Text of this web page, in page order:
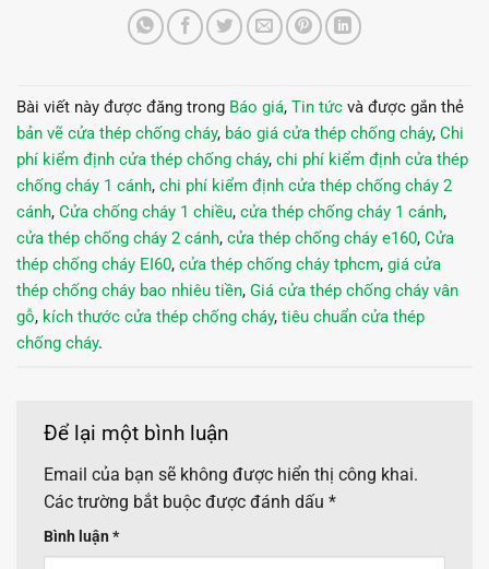
Bài viết này được đăng trong Báo giá, Tin tức và được gắn thẻ
bản vẽ cửa thép chống cháy, báo giá cửa thép chống cháy, Chi
phí kiểm định cửa thép chống cháy, chi phí kiểm định cửa thép
chống cháy 1 cánh, chi phí kiểm định cửa thép chống cháy 2
cánh, Cửa chống cháy 1 chiều, cửa thép chống cháy 1 cánh,
cửa thép chống cháy 2 cánh, cửa thép chống cháy e160, Cửa
thép chống cháy EI60, cửa thép chống cháy tphcm, giá cửa
thép chống cháy bao nhiêu tiền, Giá cửa thép chống cháy vân
gỗ, kích thước cửa thép chống cháy, tiêu chuẩn cửa thép
chống cháy.
Để lại một bình luận
Email của bạn sẽ không được hiển thị công khai.
Các trường bắt buộc được đánh dấu *
Bình luận *